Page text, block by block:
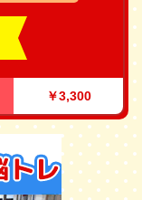
￥3,300